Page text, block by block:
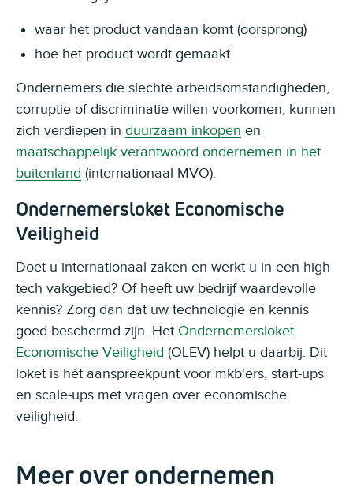
waar het product vandaan komt (oorsprong)
hoe het product wordt gemaakt
Ondernemers die slechte arbeidsomstandigheden,
corruptie of discriminatie willen voorkomen, kunnen
zich verdiepen in duurzaam inkopen en
maatschappelijk verantwoord ondernemen in het
buitenland (internationaal MVO).
Ondernemersloket Economische
Veiligheid
Doet u internationaal zaken en werkt u in een high-
tech vakgebied? Of heeft uw bedrijf waardevolle
kennis? Zorg dan dat uw technologie en kennis
goed beschermd zijn. Het Ondernemersloket
Economische Veiligheid (OLEV) helpt u daarbij. Dit
loket is hét aanspreekpunt voor mkb'ers, start-ups
en scale-ups met vragen over economische
veiligheid.
Meer over ondernemen